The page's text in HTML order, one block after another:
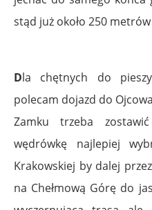
stąd już około 250
Dla chętnych do
polecam dojazd do
Zamku trzeba
wędrówkę najlepiej
Krakowskiej by dalej
na Chełmową Górę do